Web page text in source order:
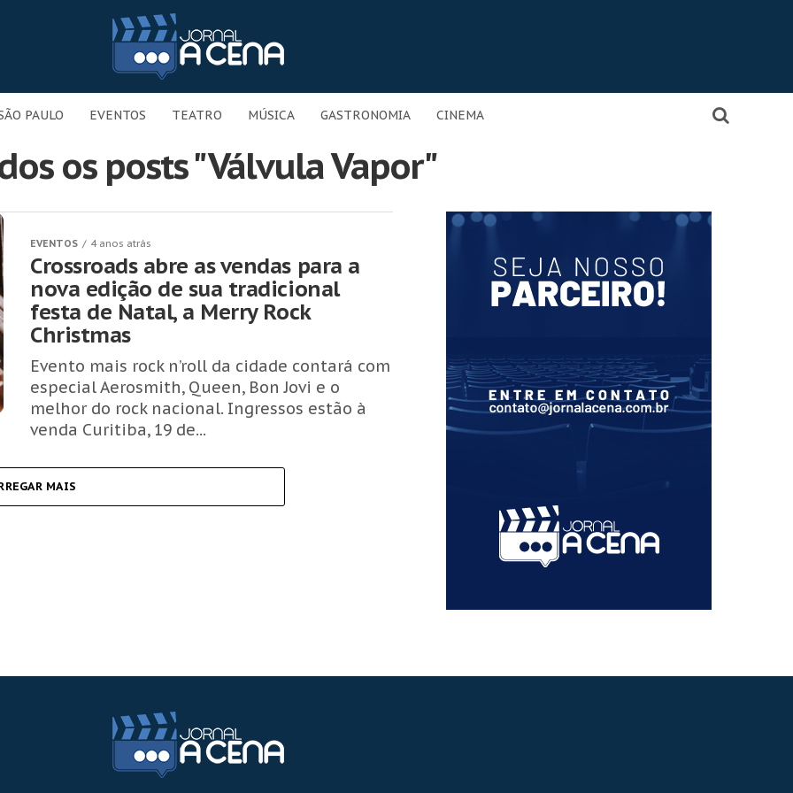
PAULO EVENTOS TEATRO MÚSICA GASTRONOMIA CINEMA
os posts "Válvula Vapor"
EVENTOS 4 anos atrás
Crossroads abre as vendas para a
nova edição de sua tradicional
festa de Natal, a Merry Rock
Christmas
Evento mais rock n’roll da cidade contará com
especial Aerosmith, Queen, Bon Jovi e o
melhor do rock nacional. Ingressos estão à
venda Curitiba, 19 de...
MAIS